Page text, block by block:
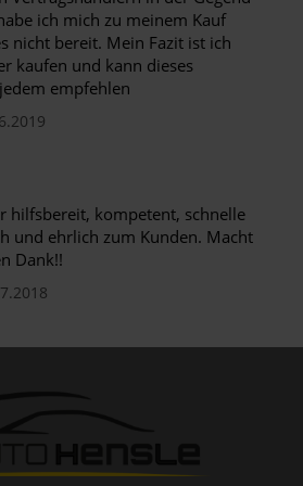
ich mich zu meinem Kauf
nicht bereit. Mein Fazit ist ich
kaufen und kann dieses
empfehlen
hilfsbereit, kompetent, schnelle
und ehrlich zum Kunden. Macht
Dank!!